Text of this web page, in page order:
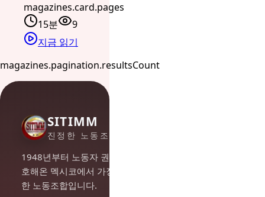
magazines.card.pages
15분
9
지금 읽기
magazines.pagination.resultsCount
SITIMM
진정한 노동조합주의
1948년부터 노동자 권리를 옹
호해온 멕시코에서 가장 중요
한 노동조합입니다.